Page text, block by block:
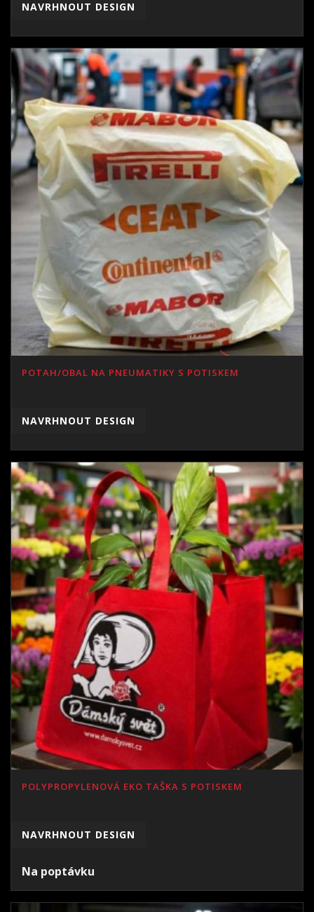
NAVRHNOUT DESIGN
POTAH/OBAL NA PNEUMATIKY S POTISKEM
NAVRHNOUT DESIGN
POLYPROPYLENOVÁ EKO TAŠKA S POTISKEM
NAVRHNOUT DESIGN
Na poptávku